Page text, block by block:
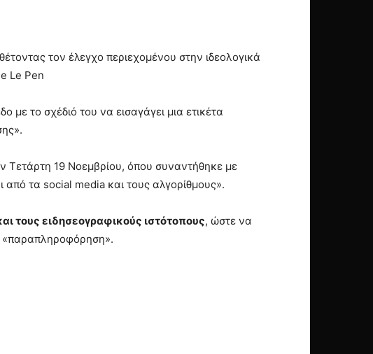
τον έλεγχο περιεχομένου στην ιδεολογικά
Le Pen
με το σχέδιό του να εισαγάγει μια ετικέτα
Τετάρτη 19 Νοεμβρίου, όπου συναντήθηκε με
από τα social media και τους αλγορίθμους».
τους ειδησεογραφικούς ιστότοπους, ώστε να
«παραπληροφόρηση».